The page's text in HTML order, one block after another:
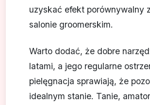
uzyskać efekt porównywalny
salonie groomerskim.
Warto dodać, że dobre
latami, a jego regularne
pielęgnacja sprawiają, że
idealnym stanie. Tanie,